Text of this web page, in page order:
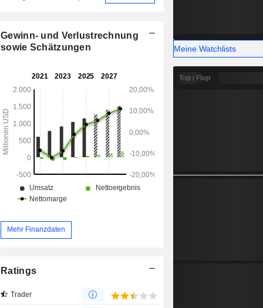
Gewinn- und Verlustrechnung
sowie Schätzungen
Mehr Finanzdaten
Ratings
Trader
Meine Watchlists
Top / Flop